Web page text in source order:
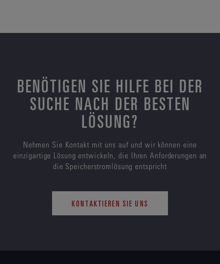
BENÖTIGEN SIE HILFE BEI DER
SUCHE NACH DER BESTEN
LÖSUNG?
Nehmen Sie Kontakt mit uns auf und wir können eine
einzigartige Lösung entwickeln, die Ihren Anforderungen an
die Speicherstromlösung entspricht
KONTAKTIEREN SIE UNS